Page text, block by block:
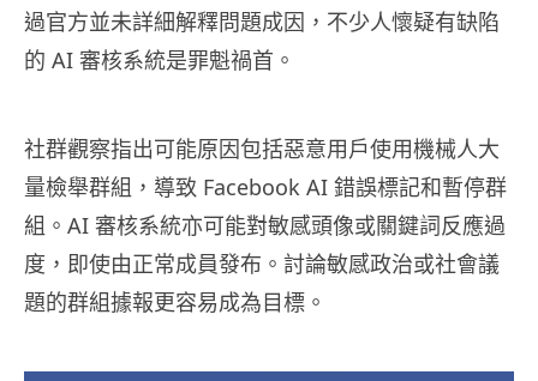
過官方並未詳細解釋問題成因，不少人懷疑有缺陷
的 AI 審核系統是罪魁禍首。
社群觀察指出可能原因包括惡意用戶使用機械人大
量檢舉群組，導致 Facebook AI 錯誤標記和暫停群
組。AI 審核系統亦可能對敏感頭像或關鍵詞反應過
度，即使由正常成員發布。討論敏感政治或社會議
題的群組據報更容易成為目標。